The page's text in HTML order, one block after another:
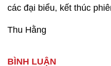
các đại biểu, kết thúc
Thu Hằng